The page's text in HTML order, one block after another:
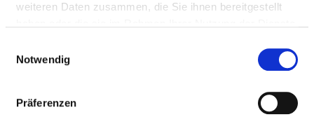
weiteren Daten zusammen, die Sie ihnen bereitgestellt
Notwendig
Präferenzen
und/oder Kinder)